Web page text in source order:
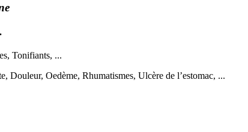
Tonifiants, ...
Douleur, Oedème, Rhumatismes, Ulcère de l’estomac, ...